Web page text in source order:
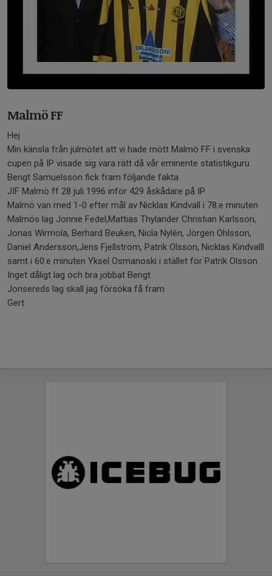
Malmö FF
Hej
Min känsla från julmötet att vi hade mött Malmö FF i svenska
cupen på IP visade sig vara rätt då vår eminente statistikguru
Bengt Samuelsson fick fram följande fakta
JIF Malmö ff 28 juli 1996 inför 429 åskådare på IP
Malmö van med 1-0 efter mål av Nicklas Kindvall i 78:e minuten
Malmös lag Jonnie Fedel,Mattias Thylander Christian Karlsson,
Jonas Wirmola, Berhard Beuken, Nicla Nylén, Jörgen Ohlsson,
Daniel Andersson,Jens Fjellström, Patrik Olsson, Nicklas Kindvalll
samt i 60:e minuten Yksel Osmanoski i stället för Patrik Olsson.
Inget dåligt lag och bra jobbat Bengt
Jonsereds lag skall jag försöka få fram
Gert